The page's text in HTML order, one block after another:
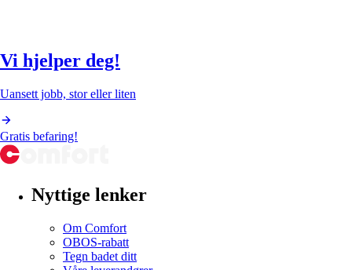
Vi hjelper deg!
Uansett jobb, stor eller liten
Gratis befaring!
Nyttige lenker
Om Comfort
OBOS-rabatt
Tegn badet ditt